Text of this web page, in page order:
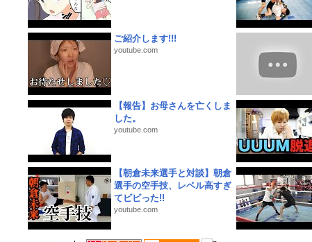
ご紹介します!!!
youtube.com
【報告】お母さんを亡くしま
した。
youtube.com
【朝倉未来選手と対談】朝倉
選手の空手技、レベル高すぎ
てビビった!!
youtube.com